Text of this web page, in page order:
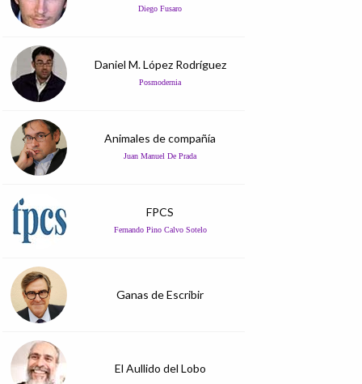
Diego Fusaro
Daniel M. López Rodríguez
Posmodernia
Animales de compañía
Juan Manuel De Prada
FPCS
Fernando Pino Calvo Sotelo
Ganas de Escribir
El Aullido del Lobo